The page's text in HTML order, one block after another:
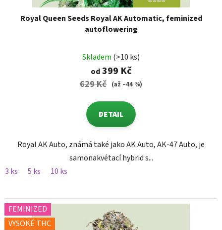
Royal Queen Seeds Royal AK Automatic, feminized
autoflowering
Skladem (>10 ks)
od399 Kč
629 Kč (až –44 %)
DETAIL
Royal AK Auto, známá také jako AK Auto, AK-47 Auto, je
samonakvétací hybrid s...
3 ks
5 ks 10 ks
FEMINIZED
VYSOKÉ THC